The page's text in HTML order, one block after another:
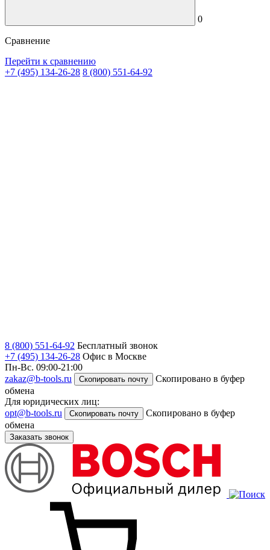
0
Сравнение
Перейти к сравнению
+7 (495) 134-26-28 8 (800) 551-64-92
8 (800) 551-64-92 Бесплатный звонок
+7 (495) 134-26-28 Офис в Москве
Пн-Вс. 09:00-21:00
zakaz@b-tools.ru
Скопировать почту
Скопировано в буфер
обмена
Для юридических лиц:
opt@b-tools.ru
Скопировать почту
Скопировано в буфер
обмена
Заказать звонок